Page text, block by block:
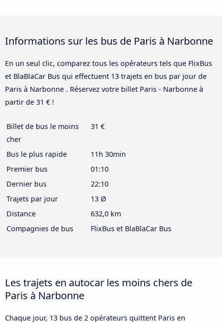
Informations sur les bus de Paris à Narbonne
En un seul clic, comparez tous les opérateurs tels que FlixBus
et BlaBlaCar Bus qui effectuent 13 trajets en bus par jour de
Paris à Narbonne . Réservez votre billet Paris - Narbonne à
partir de 31 € !
Billet de bus le moins
cher
31 €
Bus le plus rapide
11h 30min
Premier bus
01:10
Dernier bus
22:10
Trajets par jour
13 Ø
Distance
632,0 km
Compagnies de bus
FlixBus et BlaBlaCar Bus
Les trajets en autocar les moins chers de
Paris à Narbonne
Chaque jour, 13 bus de 2 opérateurs quittent Paris en